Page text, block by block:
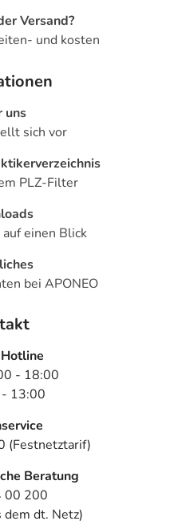
Versand?
und kosten
uns
sich vor
PLZ-Filter
einen Blick
bei APONEO
- 18:00
13:00
(Festnetztarif)
Beratung
00 200
dem dt. Netz)